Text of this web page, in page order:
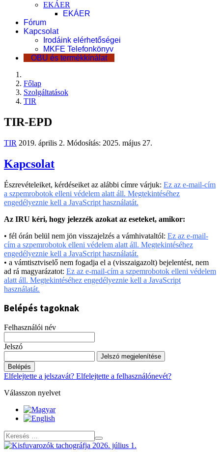
EKÁER
EKÁER
Fórum
Kapcsolat
Irodáink elérhetőségei
MKFE Telefonkönyv
OBU és termékkínálat
Főlap
Szolgáltatások
TIR
TIR-EPD
TIR 2019. április 2. Módosítás: 2025. május 27.
Kapcsolat
Észrevételeiket, kérdéseiket az alábbi címre várjuk: Ez az e-mail-cím
a szpemrobotok elleni védelem alatt áll. Megtekintéséhez
engedélyeznie kell a JavaScript használatát.
Az IRU kéri, hogy jelezzék azokat az eseteket, amikor:
• fél órán belül nem jön visszajelzés a vámhivataltól: Ez az e-mail-
cím a szpemrobotok elleni védelem alatt áll. Megtekintéséhez
engedélyeznie kell a JavaScript használatát.
• a vámtisztviselő nem fogadja el a (visszaigazolt) bejelentést, nem
ad rá magyarázatot: Ez az e-mail-cím a szpemrobotok elleni védelem
alatt áll. Megtekintéséhez engedélyeznie kell a JavaScript
használatát.
Belépés tagoknak
Felhasználói név
Jelszó
Jelszó megjelenítése
Belépés
Elfelejtette a jelszavát? Elfelejtette a felhasználónevét?
Válasszon nyelvet